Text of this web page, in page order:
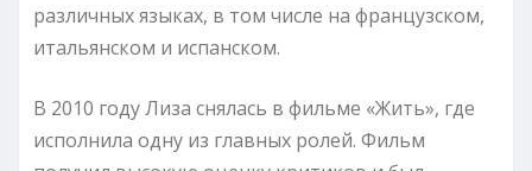
различных языках, в том числе на французском,
итальянском и испанском.
В 2010 году Лиза снялась в фильме «Жить», где
исполнила одну из главных ролей. Фильм